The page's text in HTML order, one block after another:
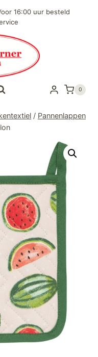
16:00 uur besteld
0
/ Pannenlappen